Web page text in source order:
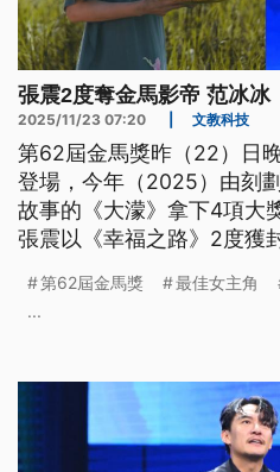
張震2度奪金馬影帝 范冰冰
2025/11/23 07:20 文教科技
第62屆金馬獎昨（22）日
登場，今年（2025）由刻
故事的《大濛》拿下4項大
張震以《幸福之路》2度獲
第62屆金馬獎 最佳女主角
...